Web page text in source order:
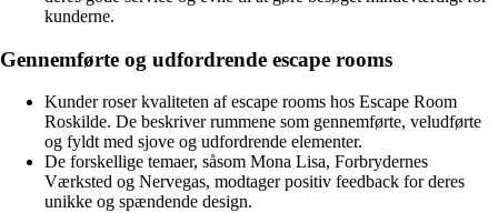
kunderne.
Gennemførte og udfordrende escape rooms
Kunder roser kvaliteten af escape rooms hos Escape Room
Roskilde. De beskriver rummene som gennemførte, veludførte
og fyldt med sjove og udfordrende elementer.
De forskellige temaer, såsom Mona Lisa, Forbrydernes
Værksted og Nervegas, modtager positiv feedback for deres
unikke og spændende design.